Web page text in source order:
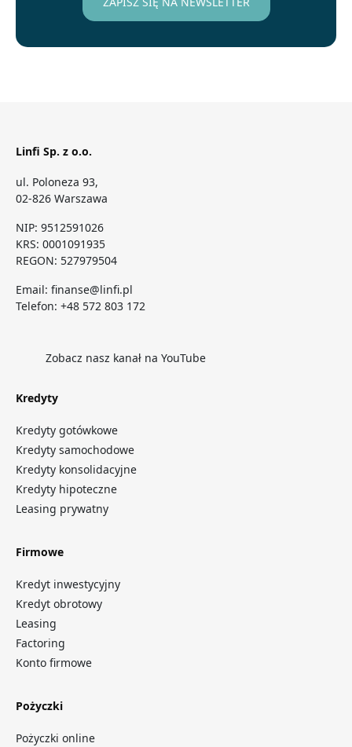
Linfi Sp. z o.o.
ul. Poloneza 93,
02-826 Warszawa
NIP: 9512591026
KRS: 0001091935
REGON: 527979504
Email: finanse@linfi.pl
Telefon: +48 572 803 172
Zobacz nasz kanał na YouTube
Kredyty
Kredyty gotówkowe
Kredyty samochodowe
Kredyty konsolidacyjne
Kredyty hipoteczne
Leasing prywatny
Firmowe
Kredyt inwestycyjny
Kredyt obrotowy
Leasing
Factoring
Konto firmowe
Pożyczki
Pożyczki online